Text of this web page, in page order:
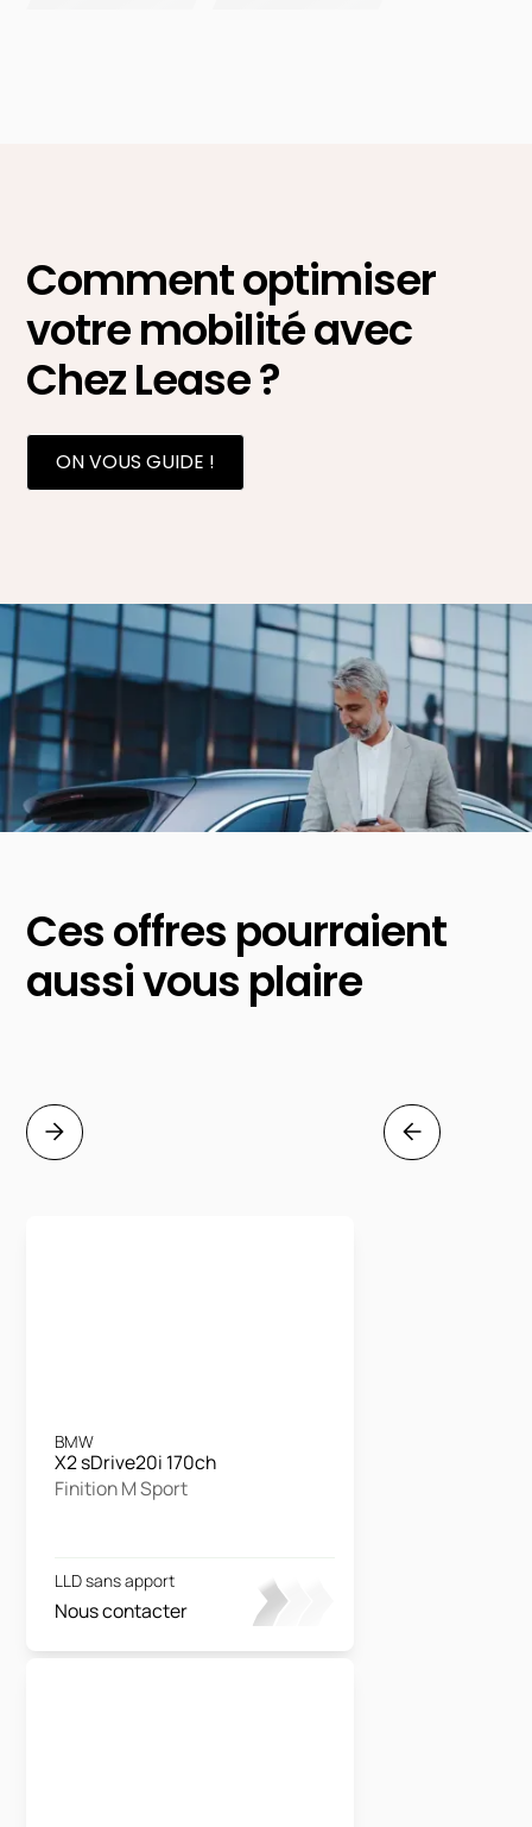
Comment optimiser
votre mobilité avec
Chez Lease ?
ON VOUS GUIDE !
Ces offres pourraient
aussi vous plaire
BMW
X2 sDrive20i 170ch
Finition M Sport
LLD sans apport
Nous contacter